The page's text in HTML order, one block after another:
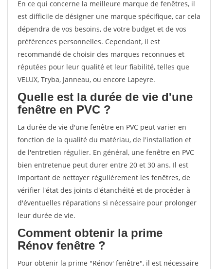
En ce qui concerne la meilleure marque de fenêtres, il
est difficile de désigner une marque spécifique, car cela
dépendra de vos besoins, de votre budget et de vos
préférences personnelles. Cependant, il est
recommandé de choisir des marques reconnues et
réputées pour leur qualité et leur fiabilité, telles que
VELUX, Tryba, Janneau, ou encore Lapeyre.
Quelle est la durée de vie d'une
fenêtre en PVC ?
La durée de vie d'une fenêtre en PVC peut varier en
fonction de la qualité du matériau, de l'installation et
de l'entretien régulier. En général, une fenêtre en PVC
bien entretenue peut durer entre 20 et 30 ans. Il est
important de nettoyer régulièrement les fenêtres, de
vérifier l'état des joints d'étanchéité et de procéder à
d'éventuelles réparations si nécessaire pour prolonger
leur durée de vie.
Comment obtenir la prime
Rénov fenêtre ?
Pour obtenir la prime "Rénov' fenêtre", il est nécessaire